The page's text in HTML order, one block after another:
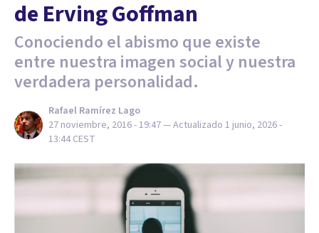
de Erving Goffman
Conociendo el abismo que existe
entre nuestra imagen social y nuestra
verdadera personalidad.
Rafael Ramírez Lago
27 noviembre, 2016 - 19:47— Actualizado 1 junio, 2026 -
13:44 CEST